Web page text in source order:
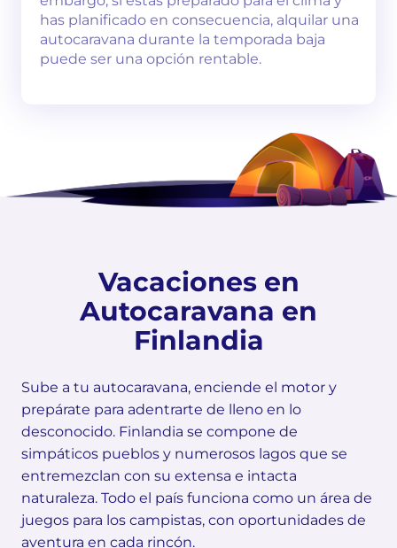
has planificado en consecuencia, alquilar una
autocaravana durante la temporada baja
puede ser una opción rentable.
Vacaciones en
Autocaravana en
Finlandia
Sube a tu autocaravana, enciende el motor y
prepárate para adentrarte de lleno en lo
desconocido. Finlandia se compone de
simpáticos pueblos y numerosos lagos que se
entremezclan con su extensa e intacta
naturaleza. Todo el país funciona como un área de
juegos para los campistas, con oportunidades de
aventura en cada rincón.